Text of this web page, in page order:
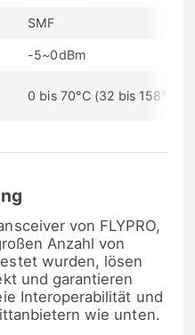
SMF
-5~0dBm
0 bis 70°C (32 bis 158°F)
von FLYPRO,
Anzahl von
wurden, lösen
und garantieren
Interoperabilität und
wie unten.